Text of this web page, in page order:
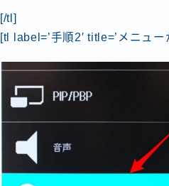
[/tl]
[tl label=’手順2′ title=’メニュ